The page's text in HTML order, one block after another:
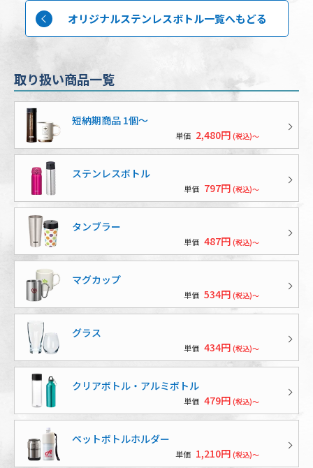
オリジナルステンレスボトル一覧へもどる
取り扱い商品一覧
短納期商品 1個〜
単価 2,480円 (税込)～
ステンレスボトル
単価 797円 (税込)～
タンブラー
単価 487円 (税込)～
マグカップ
単価 534円 (税込)～
グラス
単価 434円 (税込)～
クリアボトル・アルミボトル
単価 479円 (税込)～
ペットボトルホルダー
単価 1,210円 (税込)～